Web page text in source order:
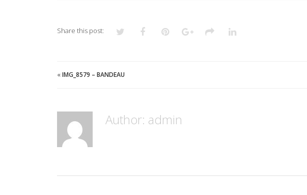
Share this post:
«IMG_8579 – BANDEAU
Author: admin